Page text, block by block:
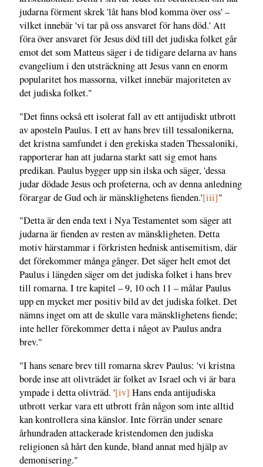
judarna förment skrek 'låt hans blod komma över oss' –
vilket innebär 'vi tar på oss ansvaret för hans död.' Att
föra över ansvaret för Jesus död till det judiska folket går
emot det som Matteus säger i de tidigare delarna av hans
evangelium i den utsträckning att Jesus vann en enorm
popularitet hos massorna, vilket innebär majoriteten av
det judiska folket."
"Det finns också ett isolerat fall av ett antijudiskt utbrott
av aposteln Paulus. I ett av hans brev till tessalonikerna,
det kristna samfundet i den grekiska staden Thessaloniki,
rapporterar han att judarna starkt satt sig emot hans
predikan. Paulus bygger upp sin ilska och säger, 'dessa
judar dödade Jesus och profeterna, och av denna anledning
förargar de Gud och är mänsklighetens fienden.'[iii]"
"Detta är den enda text i Nya Testamentet som säger att
judarna är fienden av resten av mänskligheten. Detta
motiv härstammar i förkristen hednisk antisemitism, där
det förekommer många gånger. Det säger helt emot det
Paulus i längden säger om det judiska folket i hans brev
till romarna. I tre kapitel – 9, 10 och 11 – målar Paulus
upp en mycket mer positiv bild av det judiska folket. Det
nämns inget om att de skulle vara mänsklighetens fiende;
inte heller förekommer detta i något av Paulus andra
brev."
"I hans senare brev till romarna skrev Paulus: 'vi kristna
borde inse att olivträdet är folket av Israel och vi är bara
ympade i detta olivträd. '[iv] Hans enda antijudiska
utbrott verkar vara ett utbrott från någon som inte alltid
kan kontrollera sina känslor. Inte förrän under senare
århundraden attackerade kristendomen den judiska
religionen så hårt den kunde, bland annat med hjälp av
demonisering."